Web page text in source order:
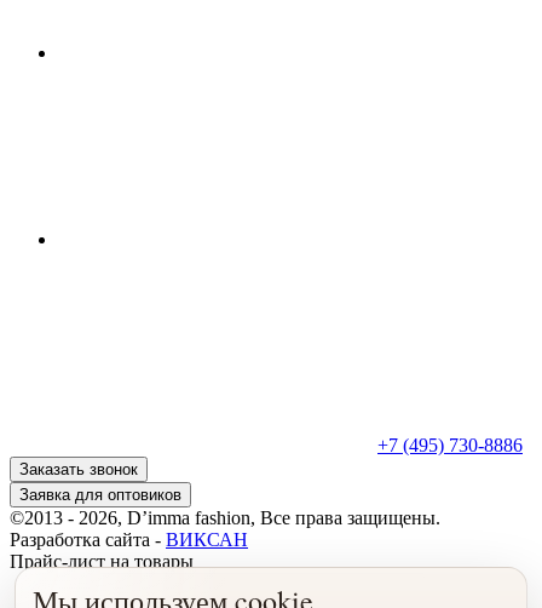
+7 (495) 730-8886
Заказать звонок
Заявка для оптовиков
©2013 - 2026, D’imma fashion, Все права защищены.
Разработка сайта - ВИКСАН
Прайс-лист на товары